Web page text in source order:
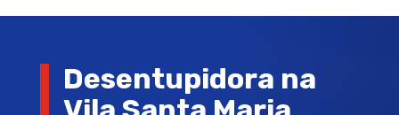
Desentupidora na